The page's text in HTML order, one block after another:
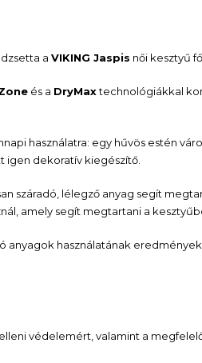
a VIKING Jaspis női kesztyű
és a DryMaxtechnológiákkal
használatra: egy hűvös estén
igen dekoratív kiegészítő.
száradó, lélegző anyag segít
amely segít megtartani a
anyagok használatának
elleni védelemért, valamint a